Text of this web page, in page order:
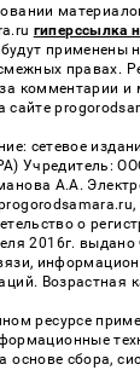
гиперссылка
применены
правах.
комментарии
сетевое
Учредитель:
А.А.
о
2016г.
Возрастная
ресурсе
основе сбора,